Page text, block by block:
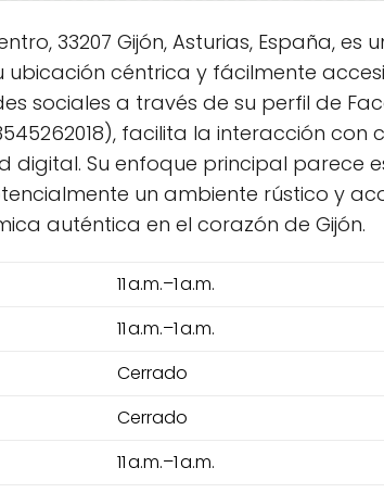
33207 Gijón, Asturias, España,
céntrica y fácilmente
sociales a través de su perfil de
facilita la interacción con
digital. Su enfoque principal parece
un ambiente rústico y
auténtica en el corazón de Gijón.
11 a.m.–1 a.m.
11 a.m.–1 a.m.
Cerrado
Cerrado
11 a.m.–1 a.m.